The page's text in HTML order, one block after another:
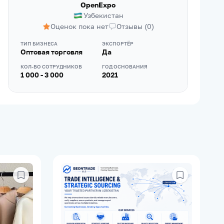
OpenExpo
Узбекистан
Оценок пока нет
Отзывы (0)
ТИП БИЗНЕСА
Оптовая торговля
ЭКСПОРТЁР
Да
КОЛ-ВО СОТРУДНИКОВ
1 000 - 3 000
ГОД ОСНОВАНИЯ
2021